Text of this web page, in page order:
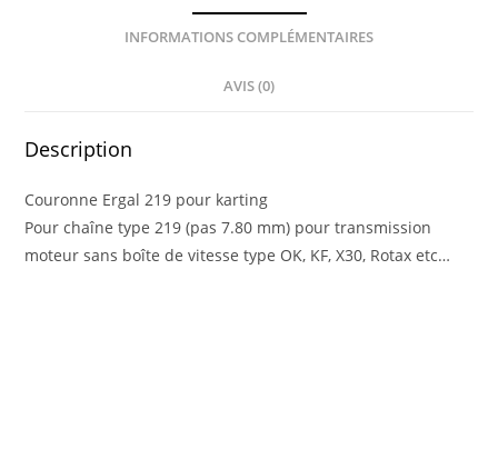
INFORMATIONS COMPLÉMENTAIRES
AVIS (0)
Description
Couronne Ergal 219 pour karting
Pour chaîne type 219 (pas 7.80 mm) pour transmission
moteur sans boîte de vitesse type OK, KF, X30, Rotax etc…